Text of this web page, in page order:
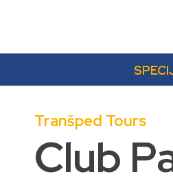
Tranšped Tours
Club